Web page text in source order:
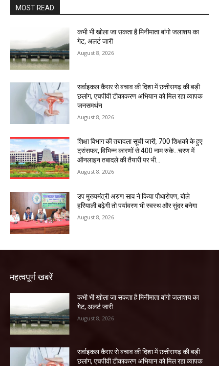
MOST READ
कभी भी खोला जा सकता है मिनीमाता बांगो जलाशय का
गेट, अलर्ट जारी
August 8, 2026
सर्वाइकल कैंसर से बचाव की दिशा में छत्तीसगढ़ की बड़ी
छलांग, एचपीवी टीकाकरण अभियान को मिल रहा व्यापक
जनसमर्थन
August 8, 2026
शिक्षा विभाग की तबादला सूची जारी, 700 शिक्षको के हुए
ट्रांसफर, विभिन्न कारणों से 400 नाम रुके…चरण में
ऑनलाइन तबादले की तैयारी पर भी...
August 8, 2026
उप मुख्यमंत्री अरुण साव ने किया पौधारोपण, बोले
हरियाली बढ़ेगी तो पर्यावरण भी स्वस्थ और सुंदर बनेगा
August 8, 2026
महत्वपूर्ण खबरें
कभी भी खोला जा सकता है मिनीमाता बांगो जलाशय का
गेट, अलर्ट जारी
August 8, 2026
सर्वाइकल कैंसर से बचाव की दिशा में छत्तीसगढ़ की बड़ी
छलांग, एचपीवी टीकाकरण अभियान को मिल रहा व्यापक